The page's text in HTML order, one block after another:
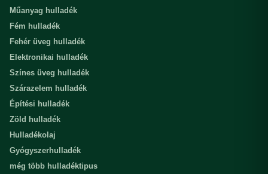
Műanyag hulladék
Fém hulladék
Fehér üveg hulladék
Elektronikai hulladék
Színes üveg hulladék
Szárazelem hulladék
Építési hulladék
Zöld hulladék
Hulladékolaj
Gyógyszerhulladék
még több hulladéktipus